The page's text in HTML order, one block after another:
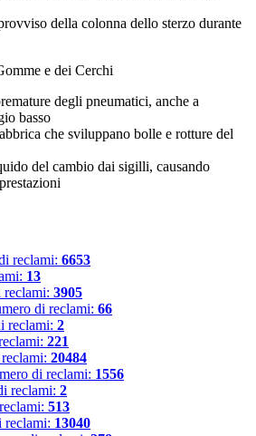
della colonna dello sterzo durante
e dei Cerchi
degli pneumatici, anche a
basso
che sviluppano bolle e rotture del
del cambio dai sigilli, causando
reclami: 6653
13
3905
di reclami: 66
reclami: 2
221
20484
di reclami: 1556
reclami: 2
513
reclami: 13040